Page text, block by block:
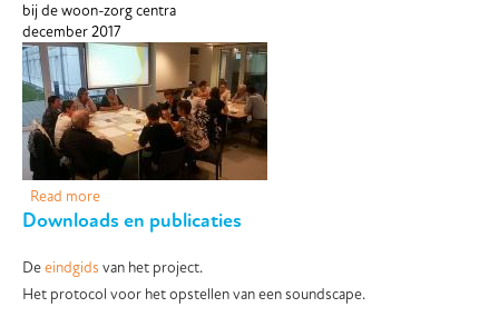
bij de woon-zorg centra
december 2017
Read more
Downloads en publicaties
Deeindgids van het project.
Het protocol voor het opstellen van een soundscape.